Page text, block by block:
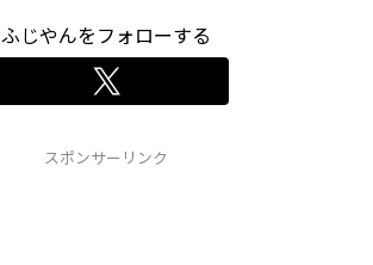
ふじやんをフォローする
スポンサーリンク